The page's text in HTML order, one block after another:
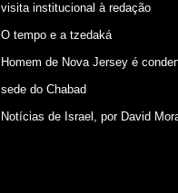
visita institucional à redação
O tempo e a tzedaká
Homem de Nova Jersey é
sede do Chabad
Notícias de Israel, por David